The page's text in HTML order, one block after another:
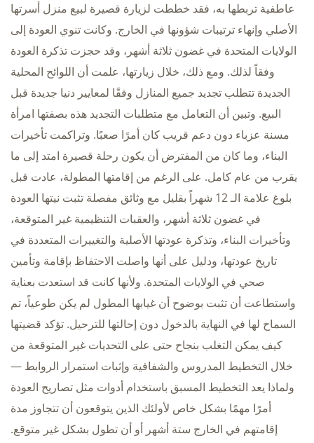
عاطفية تربطها به، فقد خططت لزيارة قصيرة لبيع منزل أسرتها
الأصلي وإنهاء ترتيبات شؤونها في الخارج. وكانت تنوي العودة إلى
الولايات المتحدة في غضون ثلاثة أشهر، وقد حجزت تذكرة العودة
وفقاً لذلك. ومع ذلك، خلال زيارتها، علمت أن اللوائح المحلية
الجديدة تتطلب تجديد جميع المنازل وفقًا لمعايير دنيا جديدة قبل
البيع. وتبين أن التعامل مع متطلبات التجديد هذه بصفتها امرأة
مسنة عزباء دون دعم قريب كان أمرًا صعبًا. وتراكمت تأخيرات
البناء، وما كان من المفترض أن يكون رحلة قصيرة امتد إلى ما
يقرب من عام كامل. على الرغم من إقامتها المطولة، عادت قبل
بلوغ علامة الـ 12 شهراً بقليل مع وثائق مفصلة تثبت نيتها العودة
في غضون ثلاثة أشهر، والعقبات التنظيمية غير المتوقعة،
وتأخيرات البناء، وتذكرة عودتها الأصلية والتغييرات المتعددة في
تاريخ عودتها، ودليل على أنها واصلت الاحتفاظ بإقامة وتأمين
صحي في الولايات المتحدة. ولأنها كانت قد استعدت بعناية
واستطاعت أن تثبت بوضوح أن غيابها المطول لم يكن طوعياً، تم
السماح لها في النهاية بالدخول دون إحالتها للترحيل. تؤكد قضيتها
كيف يمكن التغلب بنجاح حتى على التحديات غير المتوقعة من
خلال التخطيط المدروس والشفافية وإثبات استمرار الروابط —
ولماذا يعد التخطيط المسبق باستخدام أدوات مثل تصاريح العودة
أمرًا مهمًا بشكل خاص لأولئك الذين يتوقعون أن تتجاوز مدة
إقامتهم في الخارج ستة أشهر أو أن تطول بشكل غير متوقع.